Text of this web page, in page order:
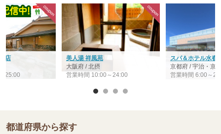
店
25:00
美人湯 祥風苑
大阪府 / 北摂
営業時間 10:00～24:00
スパ＆ホテル水春
京都府 / 宇治・京
営業時間 6:00～
都道府県から探す